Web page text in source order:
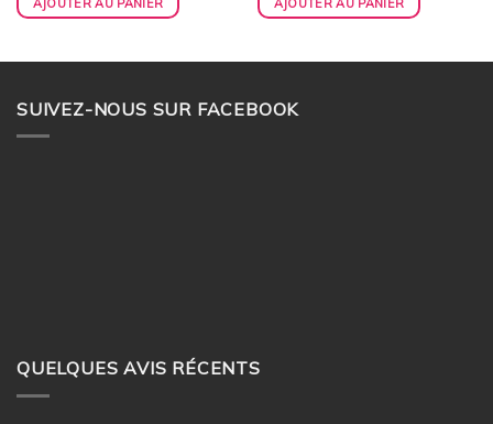
AJOUTER AU PANIER AJOUTER AU PANIER
SUIVEZ-NOUS SUR FACEBOOK
QUELQUES AVIS RÉCENTS